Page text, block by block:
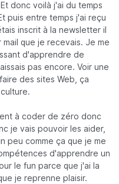
donc voilà j'ai du temps
puis entre temps j'ai reçu
inscrit à la newsletter il
que je recevais. Je me
d'apprendre de
pas encore. Voir une
des sites Web, ça
à coder de zéro donc
je vais pouvoir les aider,
peu comme ça que je me
d'apprendre un
le fun parce que j'ai la
je reprenne plaisir.